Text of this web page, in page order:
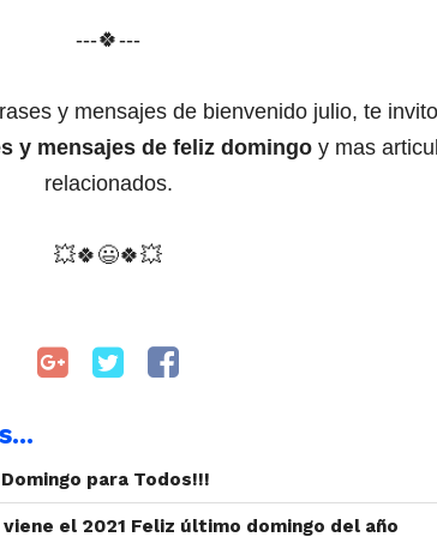
---🍀---
y mensajes de bienvenido julio, te
y mensajes de feliz domingo y mas
relacionados.
💥🍀 😃🍀💥
para Todos!!!
el 2021 Feliz último domingo del año